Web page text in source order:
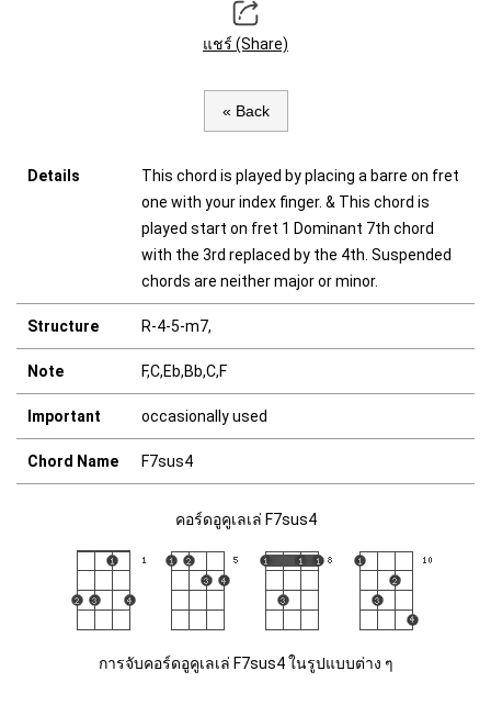
แชร์ (Share)
« Back
Details
This chord is played by placing a barre on fret
one with your index finger. & This chord is
played start on fret 1 Dominant 7th chord
with the 3rd replaced by the 4th. Suspended
chords are neither major or minor.
Structure R-4-5-m7,
Note F,C,Eb,Bb,C,F
Important occasionally used
Chord Name F7sus4
คอร์ดอูคูเลเล่ F7sus4
การจับคอร์ดอูคูเลเล่ F7sus4 ในรูปแบบต่าง ๆ